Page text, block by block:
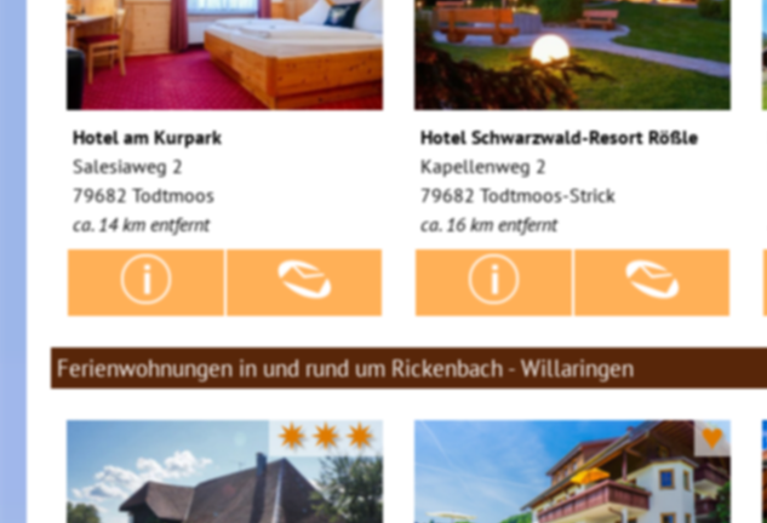
Hotel am Kurpark
Salesiaweg 2
79682 Todtmoos
ca. 14 km entfernt
Hotel Schwarzwald-Resort Rößle
Kapellenweg 2
79682 Todtmoos-Strick
ca. 16 km entfernt
Ferienwohnungen in und rund um Rickenbach - Willaringen
✷✷✷ ♥